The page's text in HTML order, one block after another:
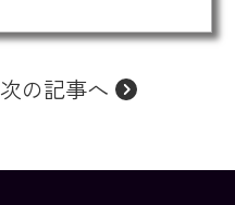
次の記事へ